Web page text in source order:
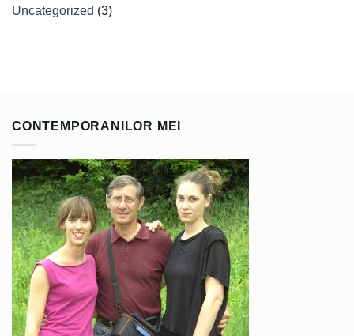
Uncategorized (3)
CONTEMPORANILOR MEI